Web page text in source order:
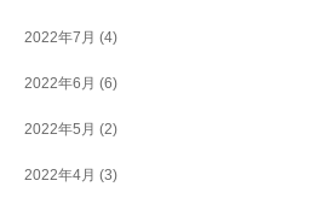
2022年7月 (4)
2022年6月 (6)
2022年5月 (2)
2022年4月 (3)